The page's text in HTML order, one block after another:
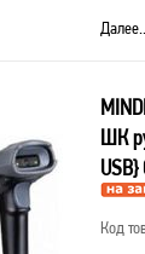
Далее...
ШК
Код